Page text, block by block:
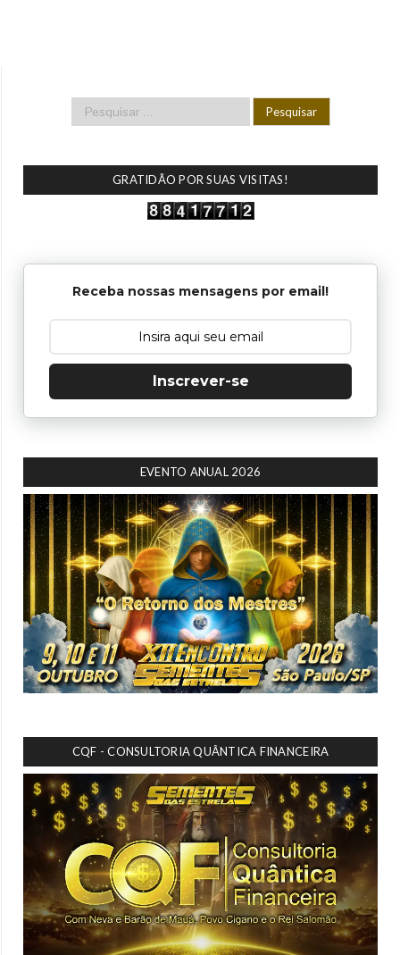
GRATIDÃO POR SUAS VISITAS!
Receba nossas mensagens por email!
Inscrever-se
EVENTO ANUAL 2026
CQF - CONSULTORIA QUÂNTICA FINANCEIRA